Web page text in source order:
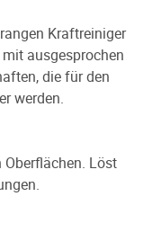
Kraftreiniger
ausgesprochen
die für den
werden.
Löst